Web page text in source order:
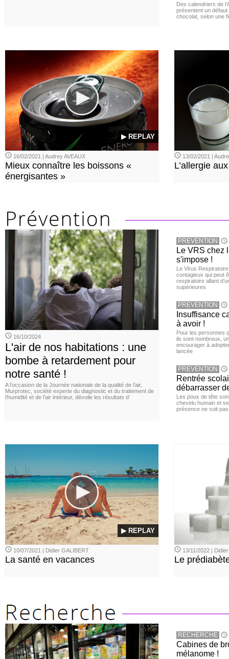
Des calendriers de
présentent un défaut
chocolat, selon une
▶ REPLAY
16/02/2021 | Audrey AVEAUX
Mieux connaître les boissons «
énergisantes »
13/02/2021 |
L’allergie
16/10/2024
L'air de nos habitations : une
bombe à retardement pour
notre santé !
A l’occasion de la Journée nationale de la qualité de l’air,
Murprotec, société experte du diagnostic et du traitement de
l’humidité et de l’air intérieur, dévoile les résultats d’
PREVENTION
Le VRS chez
s'impose !
Le Virus
contagieux qui peut
respiratoire allant
supérieures
PREVENTION
Insuffisance
à avoir !
Pour les personnes
ils sont nombreux,
encourager à
lancée
PREVENTION
Rentrée
débarrasser
Les poux de tête
chevelu humain et
présence ne soit
▶ REPLAY
10/07/2021 | Didier GALIBERT
La santé en vacances
13/11/2022 |
Le
RECHERCHE
Cabines de
mélanome !